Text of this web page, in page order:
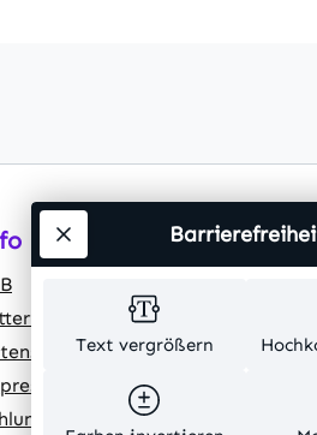
Text vergrößern